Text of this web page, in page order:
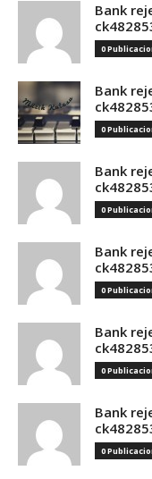
Bank
0
Bank
0
Bank
0
Bank
0
Bank
0
Bank
0